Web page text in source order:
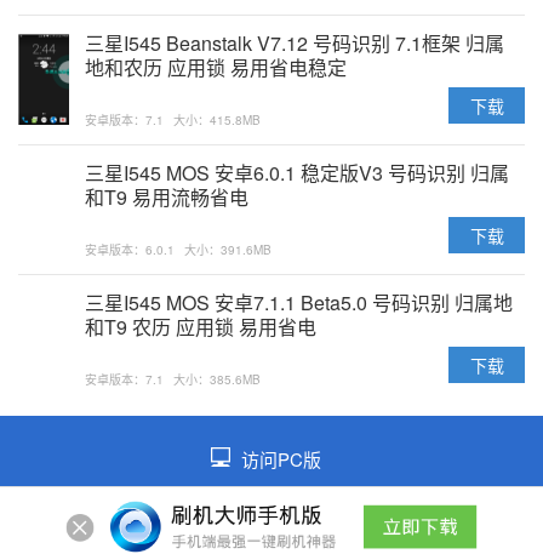
三星I545 Beanstalk V7.12 号码识别 7.1框架 归属
地和农历 应用锁 易用省电稳定
安卓版本：7.1 大小：415.8MB
下载
三星I545 MOS 安卓6.0.1 稳定版V3 号码识别 归属
和T9 易用流畅省电
安卓版本：6.0.1 大小：391.6MB
下载
三星I545 MOS 安卓7.1.1 Beta5.0 号码识别 归属地
和T9 农历 应用锁 易用省电
安卓版本：7.1 大小：385.6MB
下载
访问PC版
©2026 皖ICP备2021014026号